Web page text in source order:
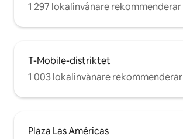
1 297 lokalinvånare rekommenderar
T-Mobile-distriktet
1 003 lokalinvånare rekommenderar
Plaza Las Américas